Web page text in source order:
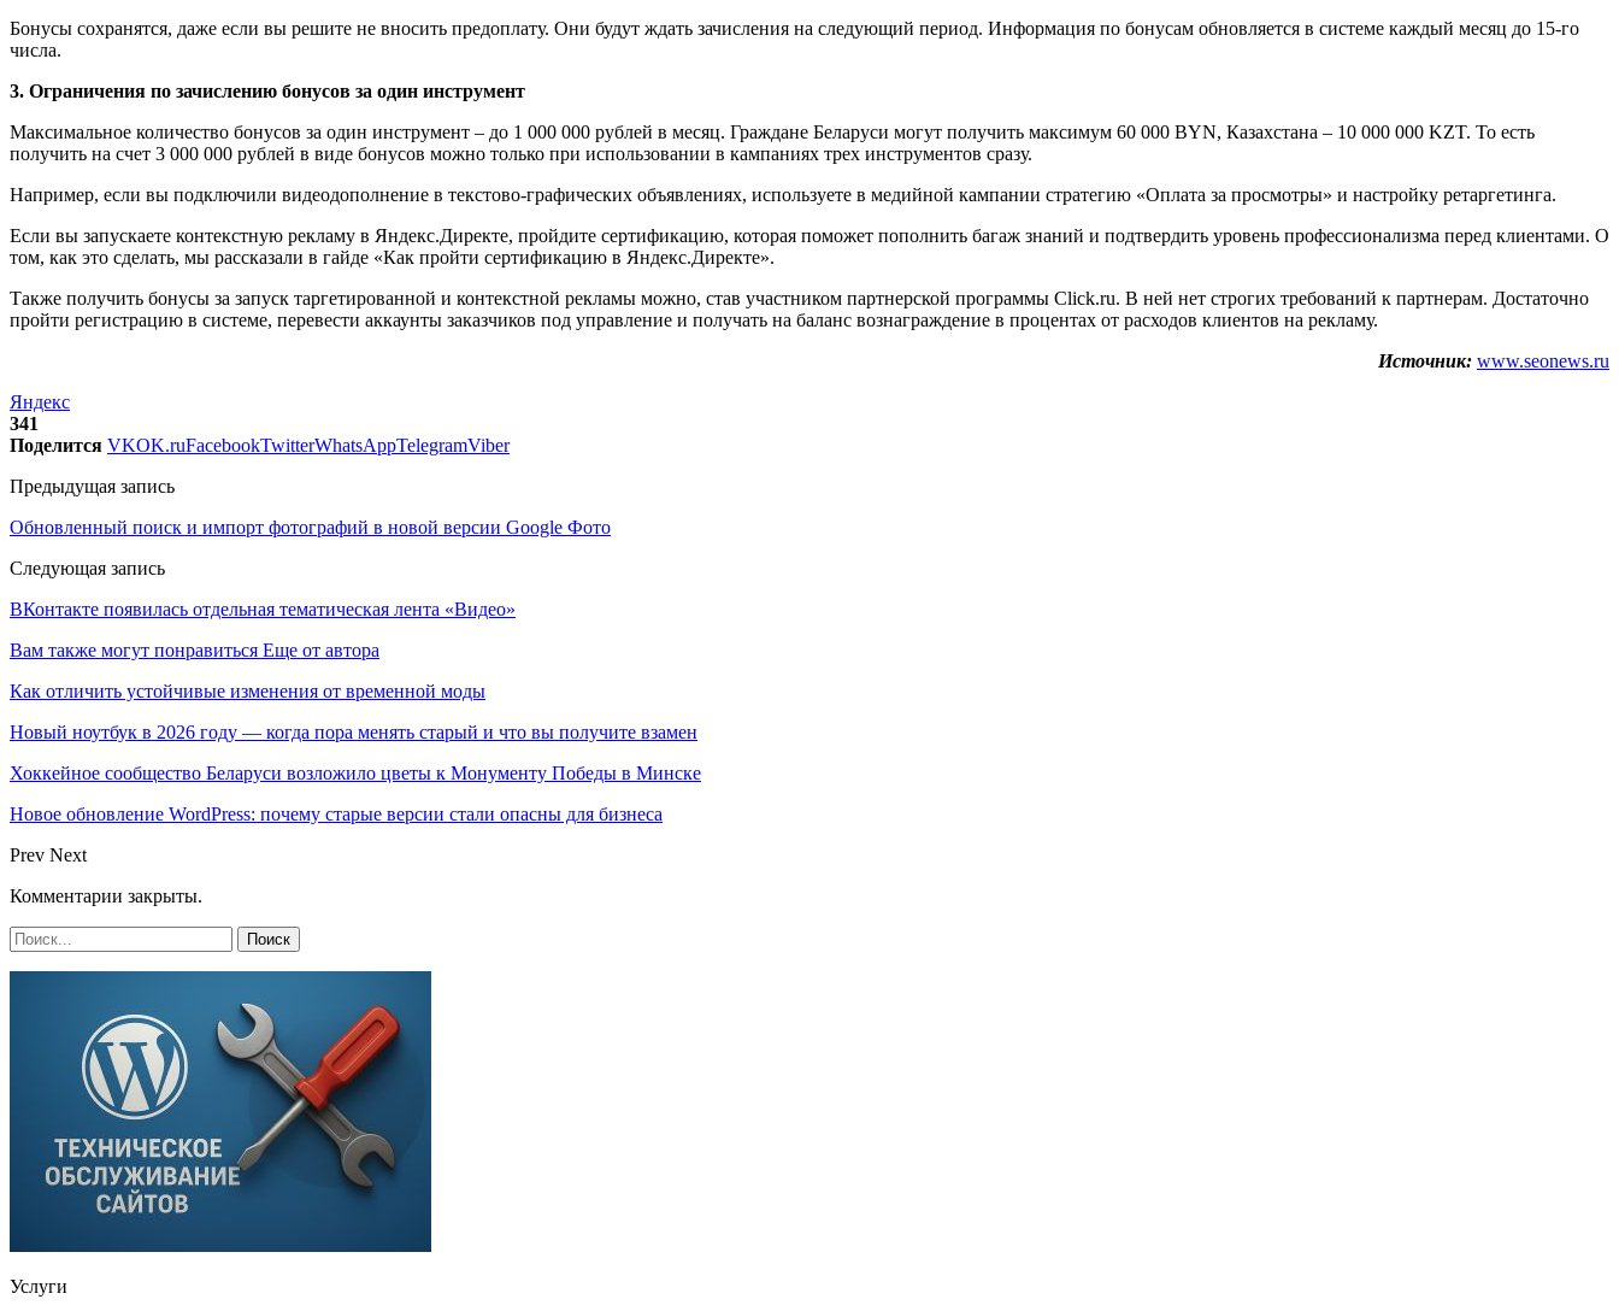
Бонусы сохранятся, даже если вы решите не вносить предоплату. Они будут ждать зачисления на следующий период. Информация по бонусам обновляется в системе каждый месяц до 15-го
числа.
3. Ограничения по зачислению бонусов за один инструмент
Максимальное количество бонусов за один инструмент – до 1 000 000 рублей в месяц. Граждане Беларуси могут получить максимум 60 000 BYN, Казахстана – 10 000 000 KZT. То есть
получить на счет 3 000 000 рублей в виде бонусов можно только при использовании в кампаниях трех инструментов сразу.
Например, если вы подключили видеодополнение в текстово-графических объявлениях, используете в медийной кампании стратегию «Оплата за просмотры» и настройку ретаргетинга.
Если вы запускаете контекстную рекламу в Яндекс.Директе, пройдите сертификацию, которая поможет пополнить багаж знаний и подтвердить уровень профессионализма перед клиентами. О
том, как это сделать, мы рассказали в гайде «Как пройти сертификацию в Яндекс.Директе».
Также получить бонусы за запуск таргетированной и контекстной рекламы можно, став участником партнерской программы Click.ru. В ней нет строгих требований к партнерам. Достаточно
пройти регистрацию в системе, перевести аккаунты заказчиков под управление и получать на баланс вознаграждение в процентах от расходов клиентов на рекламу.
Источник: www.seonews.ru
Яндекс
341
Поделится VKOK.ruFacebookTwitterWhatsAppTelegramViber
Предыдущая запись
Обновленный поиск и импорт фотографий в новой версии Google Фото
Следующая запись
ВКонтакте появилась отдельная тематическая лента «Видео»
Вам также могут понравиться Еще от автора
Как отличить устойчивые изменения от временной моды
Новый ноутбук в 2026 году — когда пора менять старый и что вы получите взамен
Хоккейное сообщество Беларуси возложило цветы к Монументу Победы в Минске
Новое обновление WordPress: почему старые версии стали опасны для бизнеса
Prev Next
Комментарии закрыты.
Услуги